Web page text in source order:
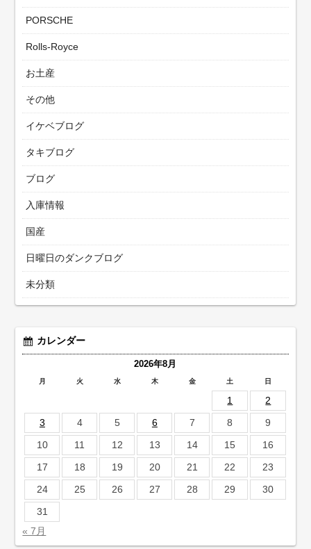
PORSCHE
Rolls-Royce
お土産
その他
イケベブログ
タキブログ
ブログ
入庫情報
国産
日曜日のダンクブログ
未分類
カレンダー
2026年8月
月 火 水 木 金 土 日
1
2
3
4 5 6 7 8
9
10
11 12 13 14 15
16
17
18 19 20 21 22
23
24
25 26 27 28 29
30
31
« 7月